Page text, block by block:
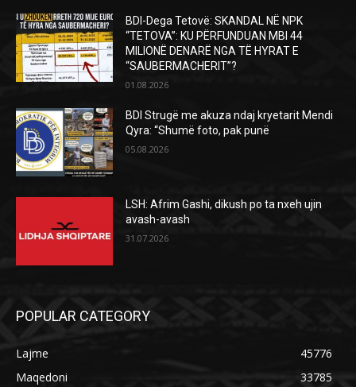
BDI-Dega Tetovë: SKANDAL NË NPK
“TETOVA”: KU PËRFUNDUAN MBI 44
MILIONË DENARË NGA TË HYRAT E
“SAUBERMACHERIT”?
01.08.2026
BDI Strugë me akuza ndaj kryetarit Mendi
Qyra: “Shumë foto, pak punë
05.08.2026
LSH: Afrim Gashi, dikush po ta nxeh ujin
avash-avash
31.07.2026
POPULAR CATEGORY
Lajme
45776
Maqedoni
33785